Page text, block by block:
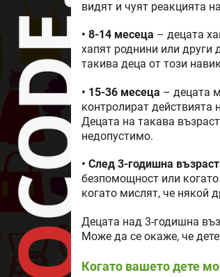
видят и чуят реакцията
• 8-14 месеца – децата
хапят роднини или други
такива деца от този
• 15-36 месеца – децата
контролират действията
Децата на такава
недопустимо.
• След 3-годишна възраст
безпомощност или
когато мислят, че някой
Децата над 3-годишна
Може да се окаже, че
Когато вашето дете